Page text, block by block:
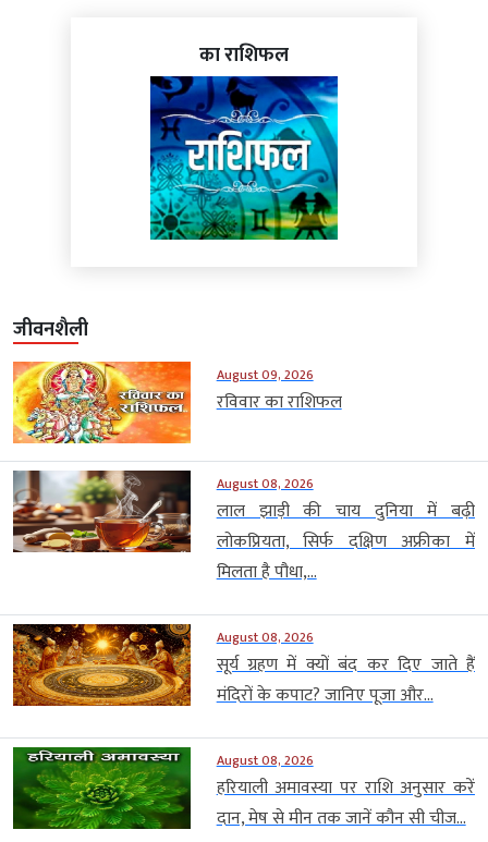
का राशिफल
जीवनशैली
August 09, 2026
रविवार का राशिफल
August 08, 2026
लाल झाड़ी की चाय दुनिया में बढ़ी
लोकप्रियता, सिर्फ दक्षिण अफ्रीका में
मिलता है पौधा,...
August 08, 2026
सूर्य ग्रहण में क्यों बंद कर दिए जाते हैं
मंदिरों के कपाट? जानिए पूजा और...
August 08, 2026
हरियाली अमावस्या पर राशि अनुसार करें
दान, मेष से मीन तक जानें कौन सी चीज...